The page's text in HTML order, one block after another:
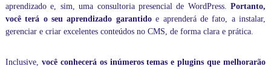
aprendizado e, sim, uma consultoria presencial de WordPress.Portanto,
você terá o seu aprendizado garantidoe aprenderá de fato, a instalar,
gerenciar e criar excelentes conteúdos no CMS, de forma clara e prática.
Inclusive, você conhecerá os inúmeros temas e plugins que melhorarão